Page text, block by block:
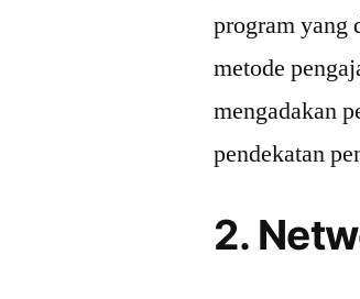
program yang
metode
mengadakan
pendekatan
2.